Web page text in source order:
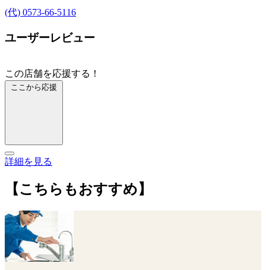
(代) 0573-66-5116
ユーザーレビュー
この店舗を応援する！
ここから応援
詳細を見る
【こちらもおすすめ】